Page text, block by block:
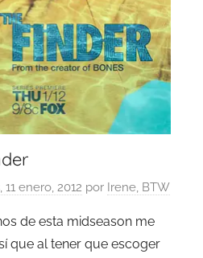
enero, 2012 por Irene, BTW
de esta midseason me
que al tener que escoger